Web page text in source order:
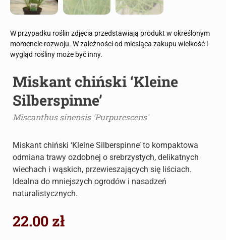
W przypadku roślin zdjęcia przedstawiają produkt w określonym
momencie rozwoju. W zależności od miesiąca zakupu wielkość i
wygląd rośliny może być inny.
Miskant chiński ‘Kleine
Silberspinne’
Miscanthus sinensis 'Purpurescens'
Miskant chiński ‘Kleine Silberspinne’ to kompaktowa
odmiana trawy ozdobnej o srebrzystych, delikatnych
wiechach i wąskich, przewieszających się liściach.
Idealna do mniejszych ogrodów i nasadzeń
naturalistycznych.
22.00 zł